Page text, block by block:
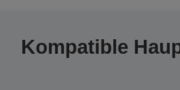
Kompatible